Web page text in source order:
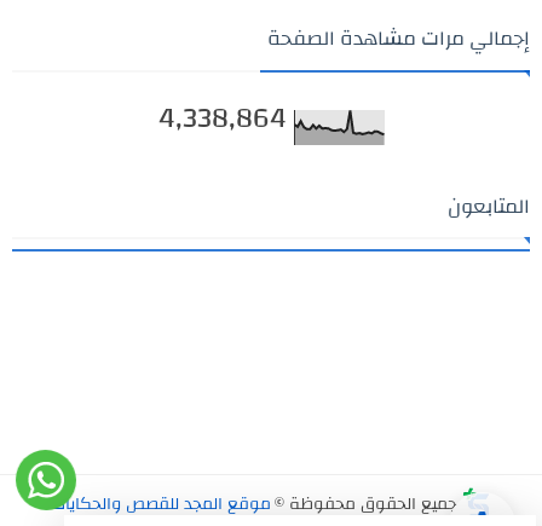
إجمالي مرات مشاهدة الصفحة
4,338,864
المتابعون
جميع الحقوق محفوظة ©موقع المجد للقصص والحكايات